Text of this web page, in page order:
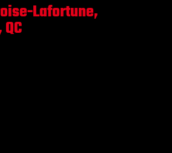
Lafortune,